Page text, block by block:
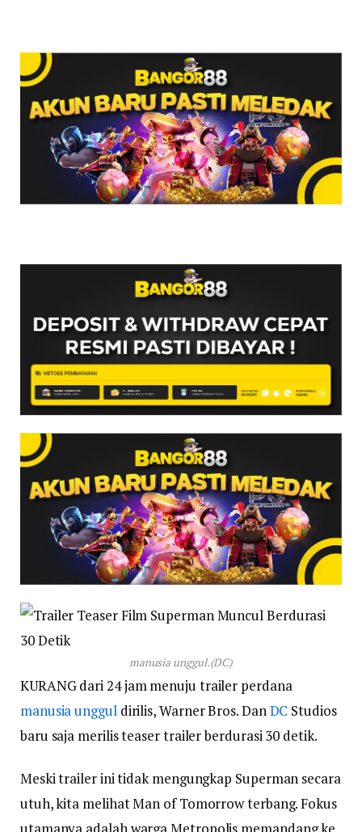
manusia unggul.(DC)
KURANG dari 24 jam menuju trailer perdana
manusia ungguldirilis, Warner Bros. DanDC Studios
baru saja merilis teaser trailer berdurasi 30 detik.
Meski trailer ini tidak mengungkap Superman secara
utuh, kita melihat Man of Tomorrow terbang. Fokus